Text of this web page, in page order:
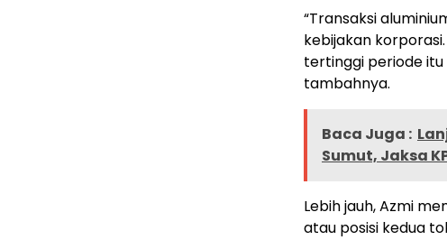
“Transaksi
kebijakan
tertinggi periode itu
tambahnya.
Baca Juga :
Sumut, Jaksa
Lebih jauh, Azmi
atau posisi kedua